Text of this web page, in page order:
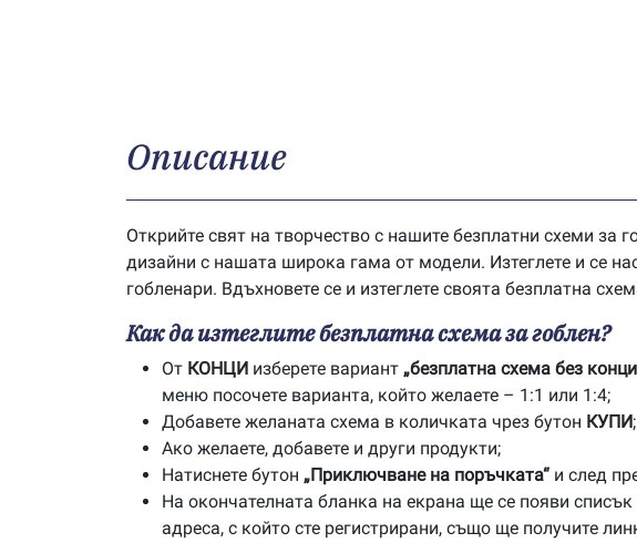
Описание
Открийте свят на творчество с нашите безплатни схеми за
дизайни с нашата широка гама от модели. Изтеглете и се
гобленари. Вдъхновете се и изтеглете своята безплатна
Как да изтеглите безплатна схема за гоблен?
От КОНЦИ изберете вариант „безплатна схема без
меню посочете варианта, който желаете – 1:1 или 1:4;
Добавете желаната схема в количката чрез бутон КУПИ;
Ако желаете, добавете и други продукти;
Натиснете бутон „Приключване на поръчката“ и след
На окончателната бланка на екрана ще се появи
адреса, с който сте регистрирани, също ще получите